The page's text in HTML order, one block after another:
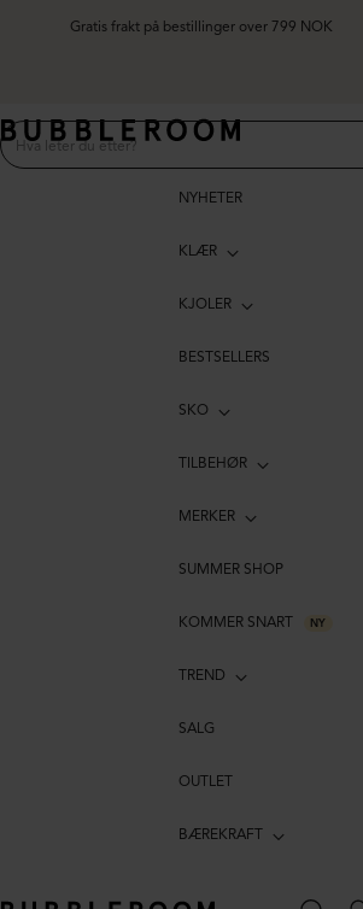
Gratis frakt på bestillinger over 799 NOK
NYHETER
KLÆR
KJOLER
BESTSELLERS
SKO
TILBEHØR
MERKER
SUMMER SHOP
KOMMER SNART NY
TREND
SALG
OUTLET
BÆREKRAFT